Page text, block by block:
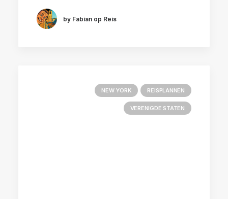
by Fabian op Reis
NEW YORK REISPLANNEN
VERENIGDE STATEN